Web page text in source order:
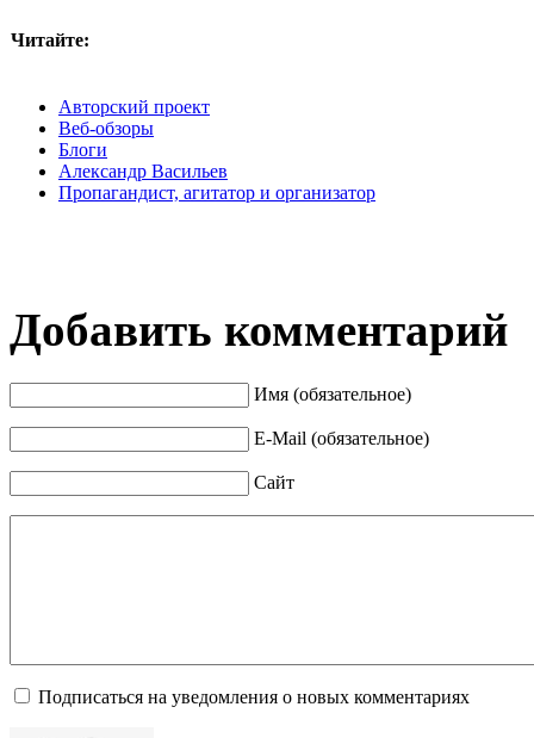
Читайте:
Авторский проект
Веб-обзоры
Блоги
Александр Васильев
Пропагандист, агитатор и организатор
Добавить комментарий
Имя (обязательное)
E-Mail (обязательное)
Сайт
Подписаться на уведомления о новых комментариях